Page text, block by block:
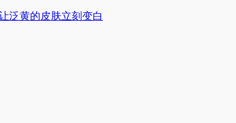
泛黄的皮肤立刻变白